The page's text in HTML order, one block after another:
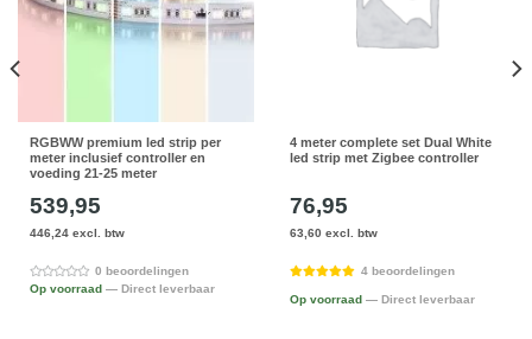
RGBWW premium led strip per
meter inclusief controller en
voeding 21-25 meter
539,95
446,24 excl. btw
0 beoordelingen
Op voorraad — Direct leverbaar
4 meter complete set Dual White
led strip met Zigbee controller
76,95
63,60 excl. btw
4 beoordelingen
Op voorraad — Direct leverbaar